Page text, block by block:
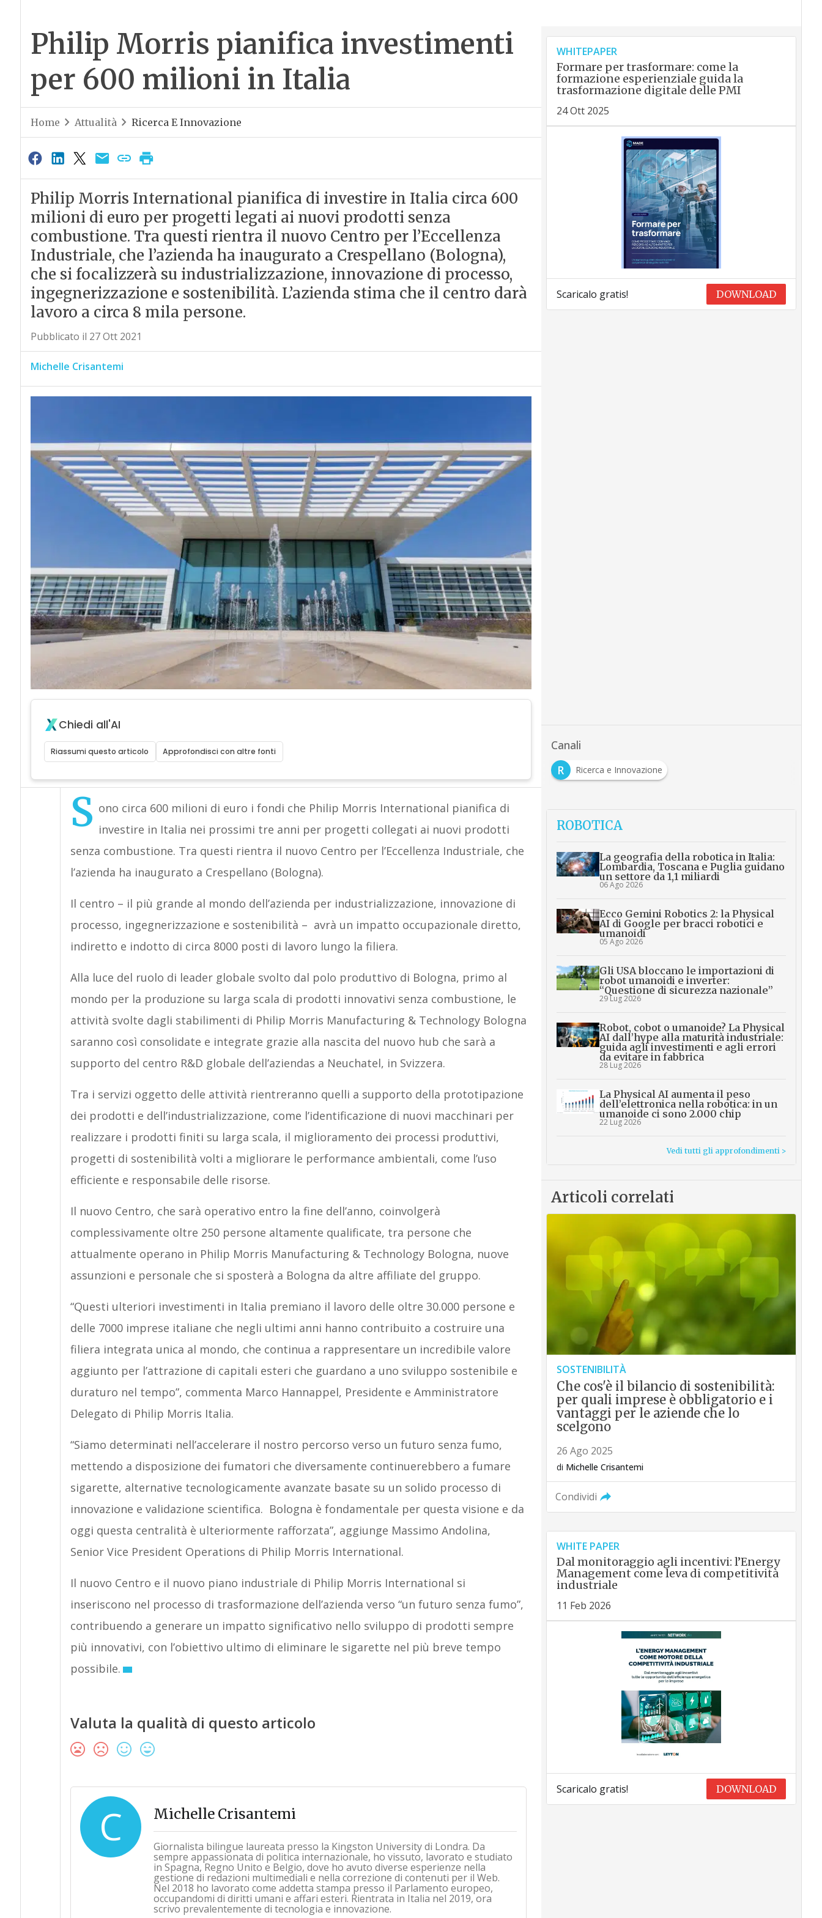
Philip Morris pianifica investimenti
per 600 milioni in Italia
Home Attualità Ricerca E Innovazione
Philip Morris International pianifica di investire in Italia circa 600
milioni di euro per progetti legati ai nuovi prodotti senza
combustione. Tra questi rientra il nuovo Centro per l’Eccellenza
Industriale, che l’azienda ha inaugurato a Crespellano (Bologna),
che si focalizzerà su industrializzazione, innovazione di processo,
ingegnerizzazione e sostenibilità. L’azienda stima che il centro darà
lavoro a circa 8 mila persone.
Pubblicato il 27 Ott 2021
Michelle Crisantemi
Chiedi all'AI
Riassumi questo articolo Approfondisci con altre fonti
S ono circa 600 milioni di euro i fondi che Philip Morris International pianifica di
investire in Italia nei prossimi tre anni per progetti collegati ai nuovi prodotti
senza combustione. Tra questi rientra il nuovo Centro per l’Eccellenza Industriale, che
l’azienda ha inaugurato a Crespellano (Bologna).
Il centro – il più grande al mondo dell’azienda per industrializzazione, innovazione di
processo, ingegnerizzazione e sostenibilità – avrà un impatto occupazionale diretto,
indiretto e indotto di circa 8000 posti di lavoro lungo la filiera.
Alla luce del ruolo di leader globale svolto dal polo produttivo di Bologna, primo al
mondo per la produzione su larga scala di prodotti innovativi senza combustione, le
attività svolte dagli stabilimenti di Philip Morris Manufacturing & Technology Bologna
saranno così consolidate e integrate grazie alla nascita del nuovo hub che sarà a
supporto del centro R&D globale dell’aziendas a Neuchatel, in Svizzera.
Tra i servizi oggetto delle attività rientreranno quelli a supporto della prototipazione
dei prodotti e dell’industrializzazione, come l’identificazione di nuovi macchinari per
realizzare i prodotti finiti su larga scala, il miglioramento dei processi produttivi,
progetti di sostenibilità volti a migliorare le performance ambientali, come l’uso
efficiente e responsabile delle risorse.
Il nuovo Centro, che sarà operativo entro la fine dell’anno, coinvolgerà
complessivamente oltre 250 persone altamente qualificate, tra persone che
attualmente operano in Philip Morris Manufacturing & Technology Bologna, nuove
assunzioni e personale che si sposterà a Bologna da altre affiliate del gruppo.
“Questi ulteriori investimenti in Italia premiano il lavoro delle oltre 30.000 persone e
delle 7000 imprese italiane che negli ultimi anni hanno contribuito a costruire una
filiera integrata unica al mondo, che continua a rappresentare un incredibile valore
aggiunto per l’attrazione di capitali esteri che guardano a uno sviluppo sostenibile e
duraturo nel tempo”, commenta Marco Hannappel, Presidente e Amministratore
Delegato di Philip Morris Italia.
“Siamo determinati nell’accelerare il nostro percorso verso un futuro senza fumo,
mettendo a disposizione dei fumatori che diversamente continuerebbero a fumare
sigarette, alternative tecnologicamente avanzate basate su un solido processo di
innovazione e validazione scientifica. Bologna è fondamentale per questa visione e da
oggi questa centralità è ulteriormente rafforzata”, aggiunge Massimo Andolina,
Senior Vice President Operations di Philip Morris International.
Il nuovo Centro e il nuovo piano industriale di Philip Morris International si
inseriscono nel processo di trasformazione dell’azienda verso “un futuro senza fumo”,
contribuendo a generare un impatto significativo nello sviluppo di prodotti sempre
più innovativi, con l’obiettivo ultimo di eliminare le sigarette nel più breve tempo
possibile.
Valuta la qualità di questo articolo
C Michelle Crisantemi
Giornalista bilingue laureata presso la Kingston University di Londra. Da
sempre appassionata di politica internazionale, ho vissuto, lavorato e studiato
in Spagna, Regno Unito e Belgio, dove ho avuto diverse esperienze nella
gestione di redazioni multimediali e nella correzione di contenuti per il Web.
Nel 2018 ho lavorato come addetta stampa presso il Parlamento europeo,
occupandomi di diritti umani e affari esteri. Rientrata in Italia nel 2019, ora
scrivo prevalentemente di tecnologia e innovazione.
WHITEPAPER
Formare per trasformare: come la
formazione esperienziale guida la
trasformazione digitale delle PMI
24 Ott 2025
Scaricalo gratis! DOWNLOAD
Canali
R
Ricerca e Innovazione
ROBOTICA
La geografia della robotica in Italia:
Lombardia, Toscana e Puglia guidano
un settore da 1,1 miliardi
06 Ago 2026
Ecco Gemini Robotics 2: la Physical
AI di Google per bracci robotici e
umanoidi
05 Ago 2026
Gli USA bloccano le importazioni di
robot umanoidi e inverter:
“Questione di sicurezza nazionale”
29 Lug 2026
Robot, cobot o umanoide? La Physical
AI dall’hype alla maturità industriale:
guida agli investimenti e agli errori
da evitare in fabbrica
28 Lug 2026
La Physical AI aumenta il peso
dell’elettronica nella robotica: in un
umanoide ci sono 2.000 chip
22 Lug 2026
Vedi tutti gli approfondimenti >
Articoli correlati
SOSTENIBILITÀ
Che cos'è il bilancio di sostenibilità:
per quali imprese è obbligatorio e i
vantaggi per le aziende che lo
scelgono
26 Ago 2025
di Michelle Crisantemi
Condividi
WHITE PAPER
Dal monitoraggio agli incentivi: l’Energy
Management come leva di competitività
industriale
11 Feb 2026
Scaricalo gratis! DOWNLOAD